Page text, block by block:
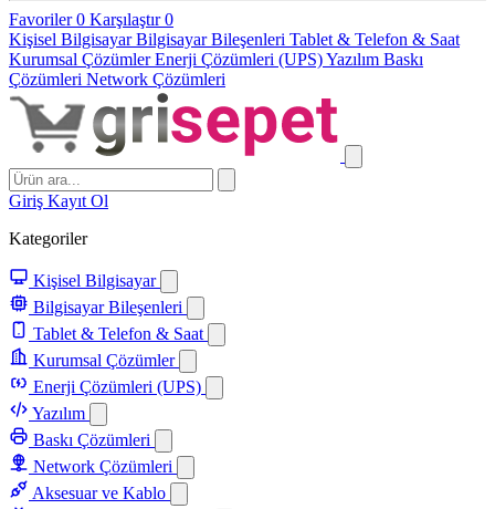
Favoriler0 Karşılaştır0
Kişisel BilgisayarBilgisayar Bileşenleri Tablet & Telefon & Saat
Kurumsal ÇözümlerEnerji Çözümleri (UPS)Yazılım Baskı
Çözümleri Network Çözümleri
Giriş Kayıt Ol
Kategoriler
Kişisel Bilgisayar
Bilgisayar Bileşenleri
Tablet & Telefon & Saat
Kurumsal Çözümler
Enerji Çözümleri (UPS)
Yazılım
Baskı Çözümleri
Network Çözümleri
Aksesuar ve Kablo